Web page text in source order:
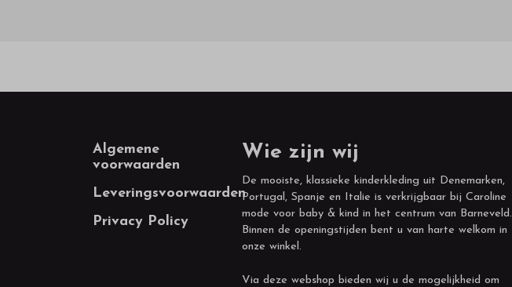
Footer
Algemene
voorwaarden
Leveringsvoorwaarden
Privacy Policy
Wie zijn wij
De mooiste, klassieke kinderkleding uit Denemarken,
Portugal, Spanje en Italie is verkrijgbaar bij Caroline
mode voor baby & kind in het centrum van Barneveld.
Binnen de openingstijden bent u van harte welkom in
onze winkel.
Via deze webshop bieden wij u de mogelijkheid om